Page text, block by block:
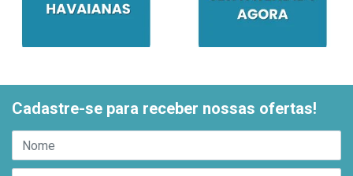
Cadastre-se para receber nossas ofertas!